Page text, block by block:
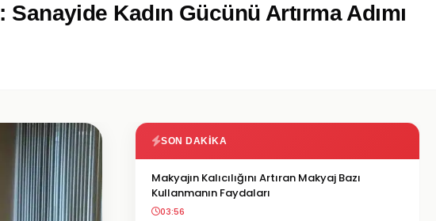
Kadın Gücünü Artırma Adımı
SON DAKIKA
Makyajın Kalıcılığını Artıran Makyaj Bazı
Kullanmanın Faydaları
03:56